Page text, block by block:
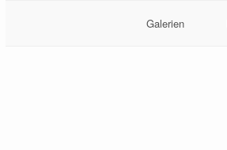
Galerien